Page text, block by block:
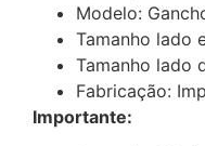
Modelo:
Tamanho lado
Tamanho lado
Fabricação:
Importante: